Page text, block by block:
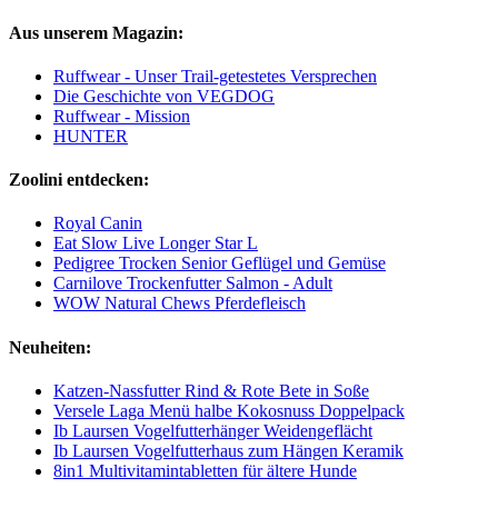
Aus unserem Magazin:
Ruffwear - Unser Trail-getestetes Versprechen
Die Geschichte von VEGDOG
Ruffwear - Mission
HUNTER
Zoolini entdecken:
Royal Canin
Eat Slow Live Longer Star L
Pedigree Trocken Senior Geflügel und Gemüse
Carnilove Trockenfutter Salmon - Adult
WOW Natural Chews Pferdefleisch
Neuheiten:
Katzen-Nassfutter Rind & Rote Bete in Soße
Versele Laga Menü halbe Kokosnuss Doppelpack
Ib Laursen Vogelfutterhänger Weidengeflächt
Ib Laursen Vogelfutterhaus zum Hängen Keramik
8in1 Multivitamintabletten für ältere Hunde